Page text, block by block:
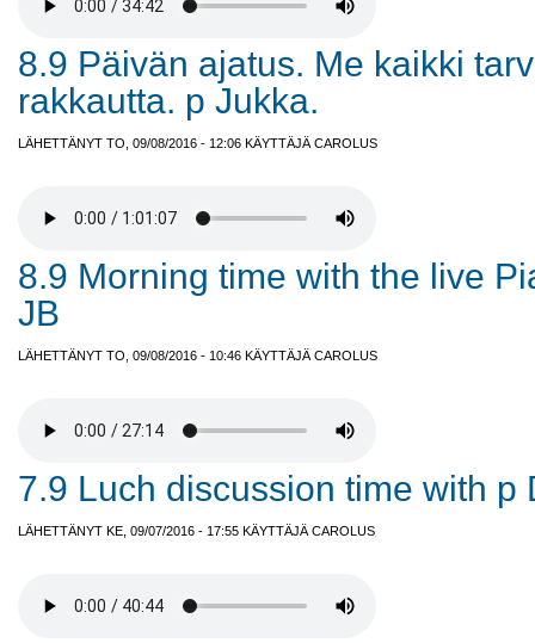
8.9 Päivän ajatus. Me kaikki
rakkautta. p Jukka.
LÄHETTÄNYT TO, 09/08/2016 - 12:06 KÄYTTÄJÄ CAROLUS
8.9 Morning time with the live
JB
LÄHETTÄNYT TO, 09/08/2016 - 10:46 KÄYTTÄJÄ CAROLUS
7.9 Luch discussion time with p
LÄHETTÄNYT KE, 09/07/2016 - 17:55 KÄYTTÄJÄ CAROLUS